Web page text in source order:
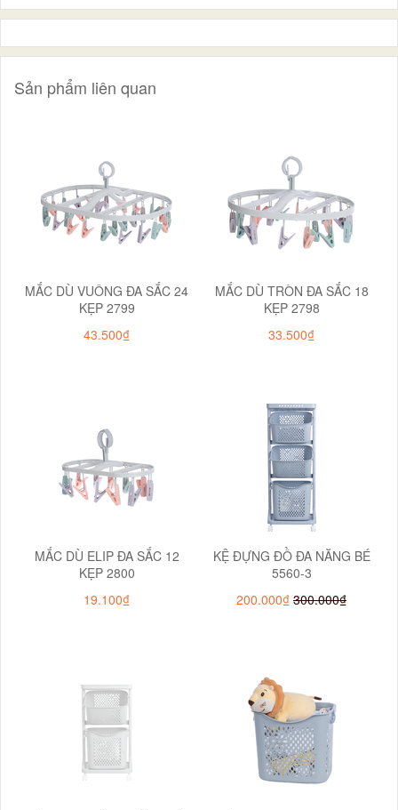
Sản phẩm liên quan
MẮC DÙ VUÔNG ĐA SẮC 24
KẸP 2799
43.500₫
MẮC DÙ TRÒN ĐA SẮC 18
KẸP 2798
33.500₫
MẮC DÙ ELIP ĐA SẮC 12
KẸP 2800
19.100₫
KỆ ĐỰNG ĐỒ ĐA NĂNG BÉ
5560-3
200.000₫ 300.000₫